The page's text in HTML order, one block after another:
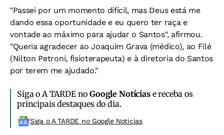
"Passei por um momento difícil, mas Deus está me
dando essa oportunidade e eu quero ter raça e
vontade ao máximo para ajudar o Santos", afirmou.
"Queria agradecer ao Joaquim Grava (médico), ao Filé
(Nilton Petroni, fisioterapeuta) e à diretoria do Santos
por terem me ajudado."
Siga o A TARDE noGoogle Notíciase receba os
principais destaques do dia.
Siga o A TARDE no Google Noticias